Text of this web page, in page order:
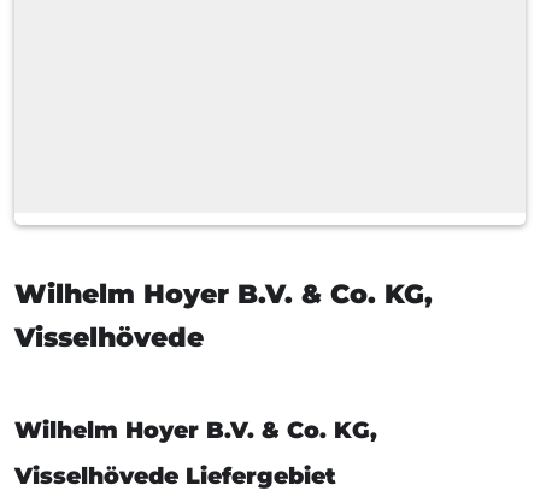
Wilhelm Hoyer B.V. & Co. KG,
Visselhövede
Wilhelm Hoyer B.V. & Co. KG,
Visselhövede Liefergebiet